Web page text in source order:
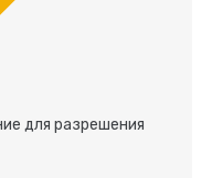
для разрешения